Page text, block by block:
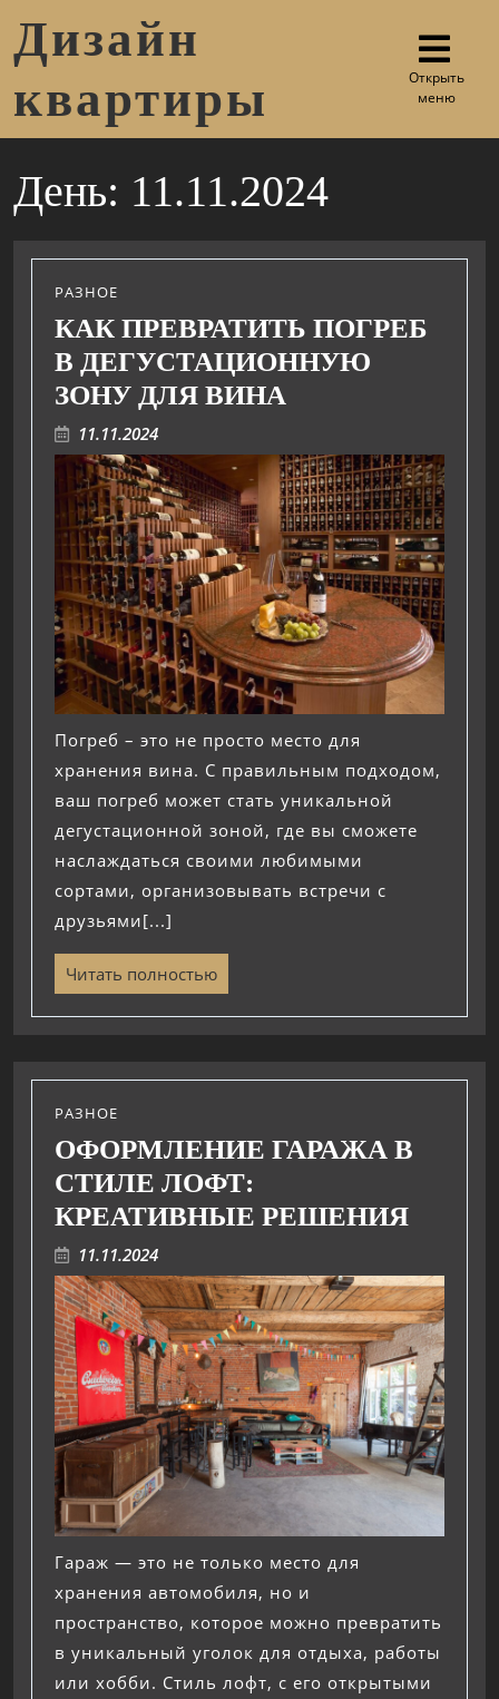
Дизайн
квартиры
Открыть
меню
День: 11.11.2024
РАЗНОЕ
КАК ПРЕВРАТИТЬ ПОГРЕБ
В ДЕГУСТАЦИОННУЮ
ЗОНУ ДЛЯ ВИНА
11.11.2024
Погреб – это не просто место для
хранения вина. С правильным подходом,
ваш погреб может стать уникальной
дегустационной зоной, где вы сможете
наслаждаться своими любимыми
сортами, организовывать встречи с
друзьями[...]
Читать полностью
РАЗНОЕ
ОФОРМЛЕНИЕ ГАРАЖА В
СТИЛЕ ЛОФТ:
КРЕАТИВНЫЕ РЕШЕНИЯ
11.11.2024
Гараж — это не только место для
хранения автомобиля, но и
пространство, которое можно превратить
в уникальный уголок для отдыха, работы
или хобби. Стиль лофт, с его открытыми